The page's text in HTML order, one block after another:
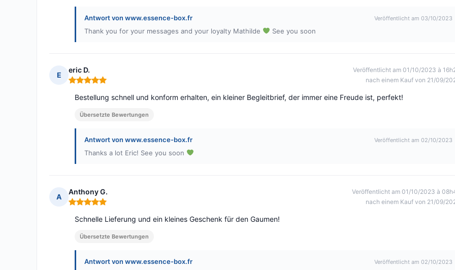
Antwort von www.essence-box.fr Veröffentlicht am 03/10/2023
Thank you for your messages and your loyalty Mathilde See you soon
E
eric D.
Hinweis: 5 von 5
Veröffentlicht am 01/10/2023 à
nach einem Kauf von 21/09/
Bestellung schnell und konform erhalten, ein kleiner Begleitbrief, der immer eine Freude ist, perfekt!
Übersetzte Bewertungen
Antwort von www.essence-box.fr Veröffentlicht am 02/10/2023
Thanks a lot Eric! See you soon
A
Anthony G.
Hinweis: 5 von 5
Veröffentlicht am 01/10/2023 à
nach einem Kauf von 21/09/
Schnelle Lieferung und ein kleines Geschenk für den Gaumen!
Übersetzte Bewertungen
Antwort von www.essence-box.fr Veröffentlicht am 02/10/2023